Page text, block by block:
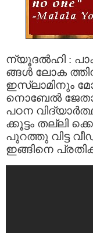
ന്യൂദല്‍ഹി :
ങ്ങള്‍ ലോക
ഇസ്ലാമിനും
നൊബേല്‍
പഠന
ക്കൂട്ടം തല്ലി
പുറത്തു വിട്ട
ഇങ്ങിനെ